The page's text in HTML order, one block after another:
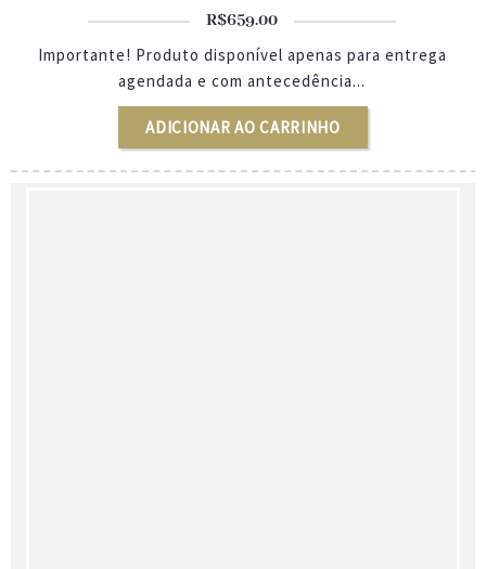
R$659.00
Importante! Produto disponível apenas para entrega
agendada e com antecedência...
ADICIONAR AO CARRINHO